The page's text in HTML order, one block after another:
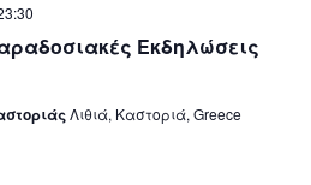
Εκδηλώσεις
Λιθιά, Καστοριά, Greece